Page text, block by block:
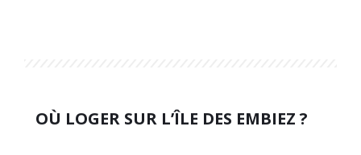
OÙ LOGER SUR L’ÎLE DES EMBIEZ ?